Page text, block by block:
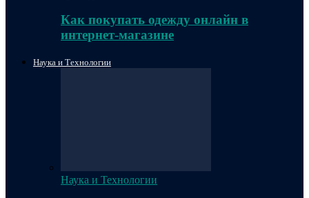
Как покупать одежду онлайн в
интернет-магазине
Наука и Технологии
Наука и Технологии